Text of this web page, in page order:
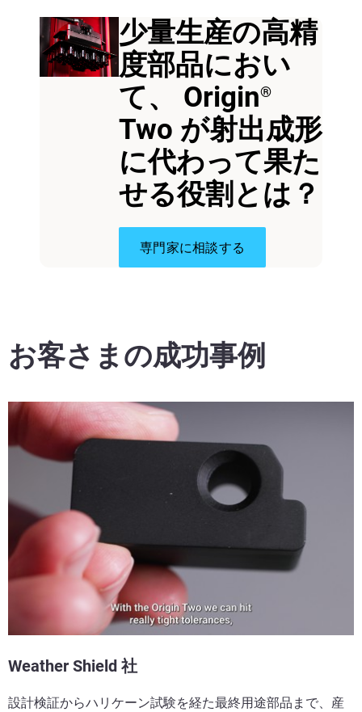
少量生産の高精
度部品におい
て、 Origin®
Two が射出成形
に代わって果た
せる役割とは？
専門家に相談する
お客さまの成功事例
Weather Shield 社
設計検証からハリケーン試験を経た最終用途部品まで、産